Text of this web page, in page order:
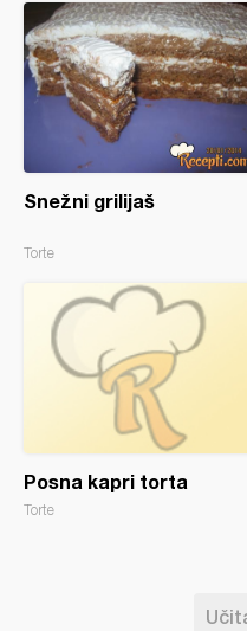
Snežni grilijaš
Torte
Posna kapri torta
Torte